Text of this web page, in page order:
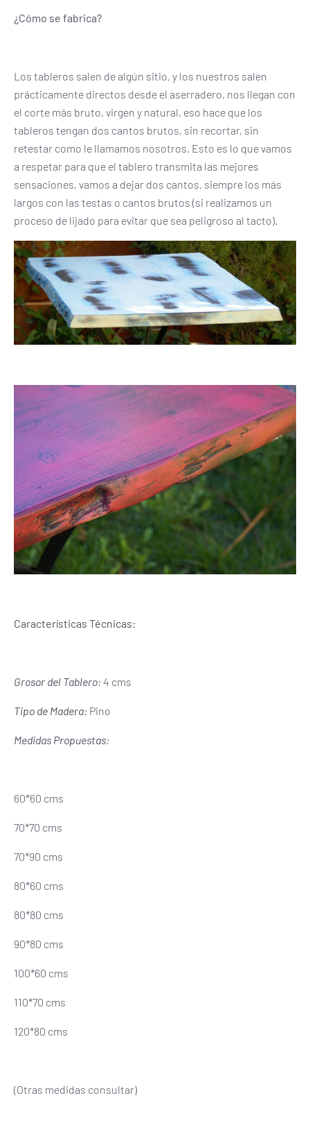
¿Cómo se fabrica?
Los tableros salen de algún sitio, y los nuestros salen
prácticamente directos desde el aserradero, nos llegan con
el corte más bruto, virgen y natural, eso hace que los
tableros tengan dos cantos brutos, sin recortar, sin
retestar como le llamamos nosotros. Esto es lo que vamos
a respetar para que el tablero transmita las mejores
sensaciones, vamos a dejar dos cantos, siempre los más
largos con las testas o cantos brutos (si realizamos un
proceso de lijado para evitar que sea peligroso al tacto).
Características Técnicas:
Grosor del Tablero: 4 cms
Tipo de Madera: Pino
Medidas Propuestas:
60*60 cms
70*70 cms
70*90 cms
80*60 cms
80*80 cms
90*80 cms
100*60 cms
110*70 cms
120*80 cms
(Otras medidas consultar)